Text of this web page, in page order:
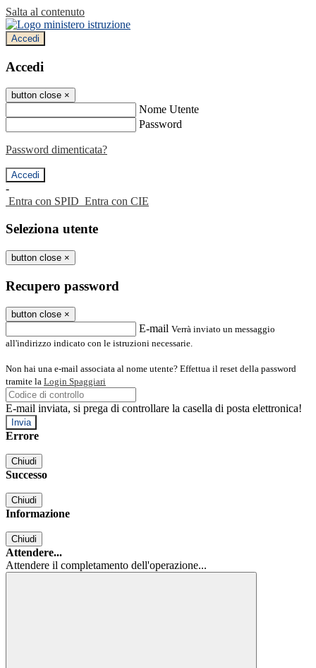
Salta al contenuto
Accedi
Accedi
button close ×
Nome Utente
Password
Password dimenticata?
-
Entra con SPID Entra con CIE
Seleziona utente
button close ×
Recupero password
button close ×
E-mail Verrà inviato un messaggio
all'indirizzo indicato con le istruzioni necessarie.
Non hai una e-mail associata al nome utente? Effettua il reset della password
tramite la Login Spaggiari
E-mail inviata, si prega di controllare la casella di posta elettronica!
Errore
Chiudi
Successo
Chiudi
Informazione
Chiudi
Attendere...
Attendere il completamento dell'operazione...